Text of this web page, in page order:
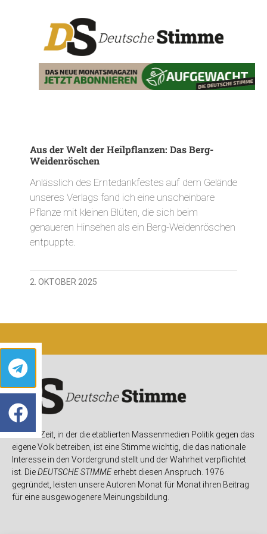
Aus der Welt der Heilpflanzen: Das Berg-
Weidenröschen
Anlässlich des Erntedankfestes auf dem Gelände
unseres Verlags fand ich eine unscheinbare
Pflanze mit kleinen Blüten, die sich beim
genaueren Hinsehen als ein Berg-Weidenröschen
entpuppte.
2. OKTOBER 2025
In einer Zeit, in der die etablierten Massenmedien Politik gegen das
eigene Volk betreiben, ist eine Stimme wichtig, die das nationale
Interesse in den Vordergrund stellt und der Wahrheit verpflichtet
ist. DieDEUTSCHE STIMMEerhebt diesen Anspruch. 1976
gegründet, leisten unsere Autoren Monat für Monat ihren Beitrag
für eine ausgewogenere Meinungsbildung.